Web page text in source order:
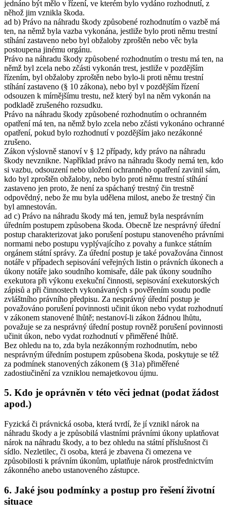
jednáno být mělo v řízení, ve kterém bylo vydáno rozhodnutí, z
něhož jim vznikla škoda.
ad b) Právo na náhradu škody způsobené rozhodnutím o vazbě má
ten, na němž byla vazba vykonána, jestliže bylo proti němu trestní
stíhání zastaveno nebo byl obžaloby zproštěn nebo věc byla
postoupena jinému orgánu.
Právo na náhradu škody způsobené rozhodnutím o trestu má ten, na
němž byl zcela nebo zčásti vykonán trest, jestliže v pozdějším
řízením, byl obžaloby zproštěn nebo bylo-li proti němu trestní
stíhání zastaveno (§ 10 zákona), nebo byl v pozdějším řízení
odsouzen k mírnějšímu trestu, než který byl na něm vykonán na
podkladě zrušeného rozsudku.
Právo na náhradu škody způsobené rozhodnutím o ochranném
opatření má ten, na němž bylo zcela nebo zčásti vykonáno ochranné
opatření, pokud bylo rozhodnutí v pozdějším jako nezákonné
zrušeno.
Zákon výslovně stanoví v § 12 případy, kdy právo na náhradu
škody nevznikne. Například právo na náhradu škody nemá ten, kdo
si vazbu, odsouzení nebo uložení ochranného opatření zavinil sám,
kdo byl zproštěn obžaloby, nebo bylo proti němu trestní stíhání
zastaveno jen proto, že není za spáchaný trestný čin trestně
odpovědný, nebo že mu byla udělena milost, anebo že trestný čin
byl amnestován.
ad c) Právo na náhradu škody má ten, jemuž byla nesprávním
úředním postupem způsobena škoda. Obecně lze nesprávný úřední
postup charakterizovat jako porušení postupu stanoveného právními
normami nebo postupu vyplývajícího z povahy a funkce státním
orgánem státní správy. Za úřední postup je také považována činnost
notáře v případech sepisování veřejných listin o právních úkonech a
úkony notáře jako soudního komisaře, dále pak úkony soudního
exekutora při výkonu exekuční činnosti, sepisování exekutorských
zápisů a při činnostech vykonávaných s pověřením soudu podle
zvláštního právního předpisu. Za nesprávný úřední postup je
považováno porušení povinnosti učinit úkon nebo vydat rozhodnutí
v zákonem stanovené lhůtě; nestanoví-li zákon žádnou lhůtu,
považuje se za nesprávný úřední postup rovněž porušení povinnosti
učinit úkon, nebo vydat rozhodnutí v přiměřené lhůtě.
Bez ohledu na to, zda byla nezákonným rozhodnutím, nebo
nesprávným úředním postupem způsobena škoda, poskytuje se též
za podmínek stanovených zákonem (§ 31a) přiměřené
zadostiučinění za vzniklou nemajetkovou újmu.
5. Kdo je oprávněn v této věci jednat (podat žádost
apod.)
Fyzická či právnická osoba, která tvrdí, že jí vznikl nárok na
náhradu škody a je způsobilá vlastními právními úkony uplatňovat
nárok na náhradu škody, a to bez ohledu na státní příslušnost či
sídlo. Nezletilec, či osoba, která je zbavena či omezena ve
způsobilosti k právním úkonům, uplatňuje nárok prostřednictvím
zákonného anebo ustanoveného zástupce.
6. Jaké jsou podmínky a postup pro řešení životní
situace